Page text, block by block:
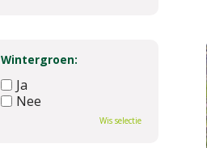
Wintergroen:
Ja
Nee
Wis selectie